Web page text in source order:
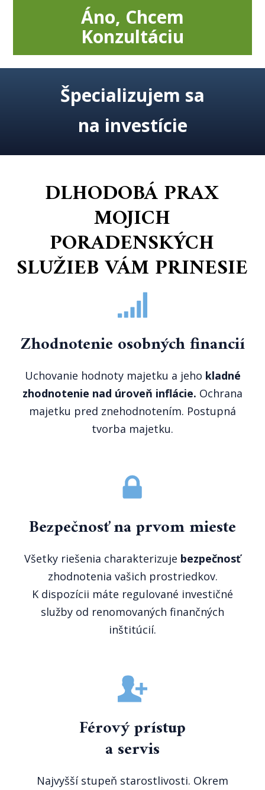
Áno, Chcem
Konzultáciu
Špecializujem sa
na investície
DLHODOBÁ PRAX
MOJICH
PORADENSKÝCH
SLUŽIEB VÁM PRINESIE
Zhodnotenie osobných financií
Uchovanie hodnoty majetku a jeho kladné
zhodnotenie nad úroveň inflácie. Ochrana
majetku pred znehodnotením. Postupná
tvorba majetku.
Bezpečnosť na prvom mieste
Všetky riešenia charakterizuje bezpečnosť
zhodnotenia vašich prostriedkov.
K dispozícii máte regulované investičné
služby od renomovaných finančných
inštitúcií.
Férový prístup
a servis
Najvyšší stupeň starostlivosti. Okrem